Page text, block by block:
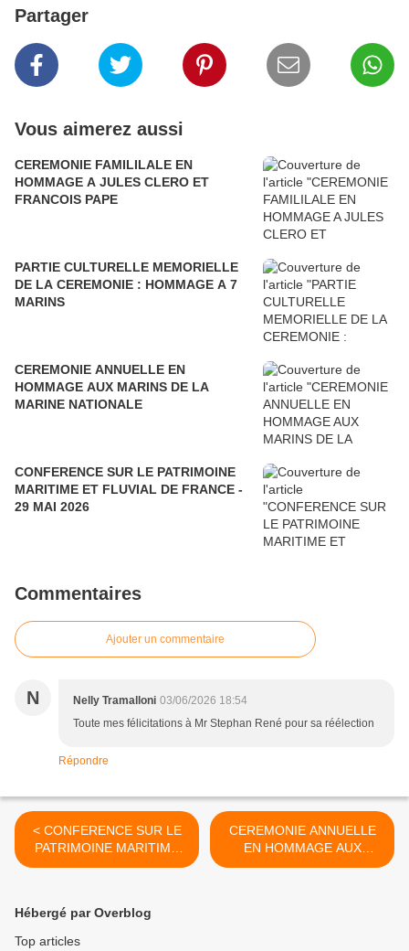
Partager
Vous aimerez aussi
CEREMONIE FAMILILALE EN
HOMMAGE A JULES CLERO ET
FRANCOIS PAPE
PARTIE CULTURELLE MEMORIELLE
DE LA CEREMONIE : HOMMAGE A 7
MARINS
CEREMONIE ANNUELLE EN
HOMMAGE AUX MARINS DE LA
MARINE NATIONALE
CONFERENCE SUR LE PATRIMOINE
MARITIME ET FLUVIAL DE FRANCE -
29 MAI 2026
Commentaires
Ajouter un commentaire
N Nelly Tramalloni 03/06/2026 18:54
Toute mes félicitations à Mr Stephan René pour sa réélection
Répondre
< CONFERENCE SUR LE
PATRIMOINE MARITIME
ET FLUVIAL DE FRANCE -
CEREMONIE ANNUELLE
EN HOMMAGE AUX
MARINS DE LA MARINE
Hébergé par Overblog
Top articles